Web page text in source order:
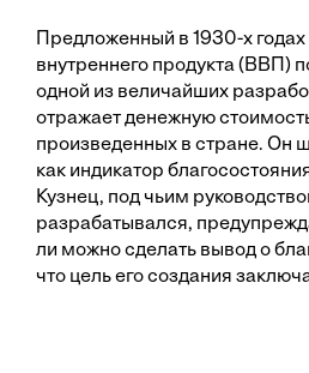
Предложенный в 1930-х
внутреннего продукта (ВВП)
одной из величайших
отражает денежную
произведенных в стране. Он
как индикатор
Кузнец, под чьим
разрабатывался,
ли можно сделать вывод о
что цель его создания